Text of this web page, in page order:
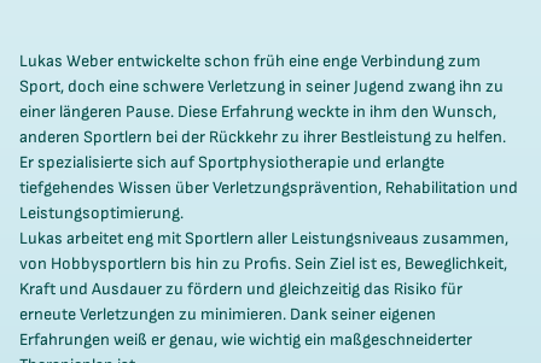
Lukas Weber entwickelte schon früh eine enge Verbindung zum
Sport, doch eine schwere Verletzung in seiner Jugend zwang ihn zu
einer längeren Pause. Diese Erfahrung weckte in ihm den Wunsch,
anderen Sportlern bei der Rückkehr zu ihrer Bestleistung zu helfen.
Er spezialisierte sich auf Sportphysiotherapie und erlangte
tiefgehendes Wissen über Verletzungsprävention, Rehabilitation und
Leistungsoptimierung.
Lukas arbeitet eng mit Sportlern aller Leistungsniveaus zusammen,
von Hobbysportlern bis hin zu Profis. Sein Ziel ist es, Beweglichkeit,
Kraft und Ausdauer zu fördern und gleichzeitig das Risiko für
erneute Verletzungen zu minimieren. Dank seiner eigenen
Erfahrungen weiß er genau, wie wichtig ein maßgeschneiderter